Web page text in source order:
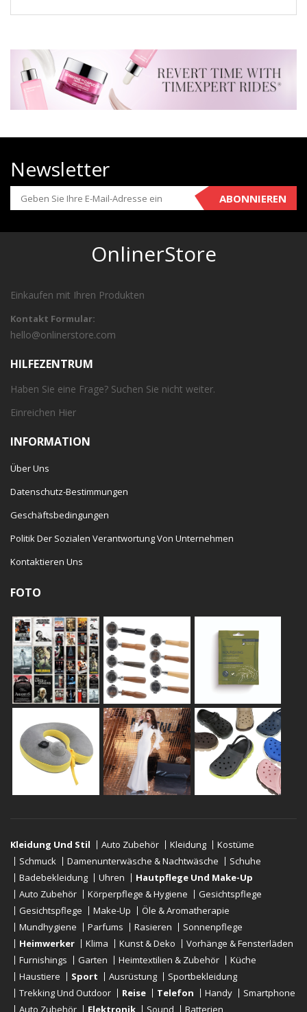
Newsletter
ABONNIEREN
OnlinerStore
Einkaufen mit Ihren Produkten
Kontakt Formular:
hello@onlinerstore.com
HILFEZENTRUM
Haben Sie eine Frage? Suchen Sie nicht weiter.
Einreichen Hier
INFORMATION
Über Uns
Datenschutz-Bestimmungen
Geschäftsbedingungen
Politik Der Sozialen Verantwortung Von Unternehmen
Kontaktieren Uns
FOTO
Kleidung Und Stil Auto Zubehör Kleidung
Kostüme
Schmuck
Damenunterwäsche & Nachtwäsche
Schuhe
Badebekleidung
Uhren
Hautpflege Und Make-Up
Auto Zubehör
Körperpflege & Hygiene
Gesichtspflege
Gesichtspflege
Make-Up
Öle & Aromatherapie
Mundhygiene
Parfums Rasieren
Sonnenpflege
Heimwerker
Klima Kunst & Deko
Vorhänge & Fensterläden
Furnishings
Garten Heimtextilien & Zubehör
Küche
Haustiere
Sport Ausrüstung
Sportbekleidung
Trekking Und Outdoor
Reise Telefon Handy
Smartphone
Auto Zubehör
Elektronik Sound Batterien